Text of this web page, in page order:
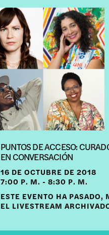
PUNTOS DE ACCESO:
EN CONVERSACIÓN
16 DE OCTUBRE DE 2018
7:00 P. M. - 8:30 P. M.
ESTE EVENTO HA PASADO,
EL LIVESTREAM